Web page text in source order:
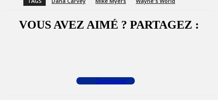
VOUS AVEZ AIMÉ ? PARTAGEZ :
Commenter